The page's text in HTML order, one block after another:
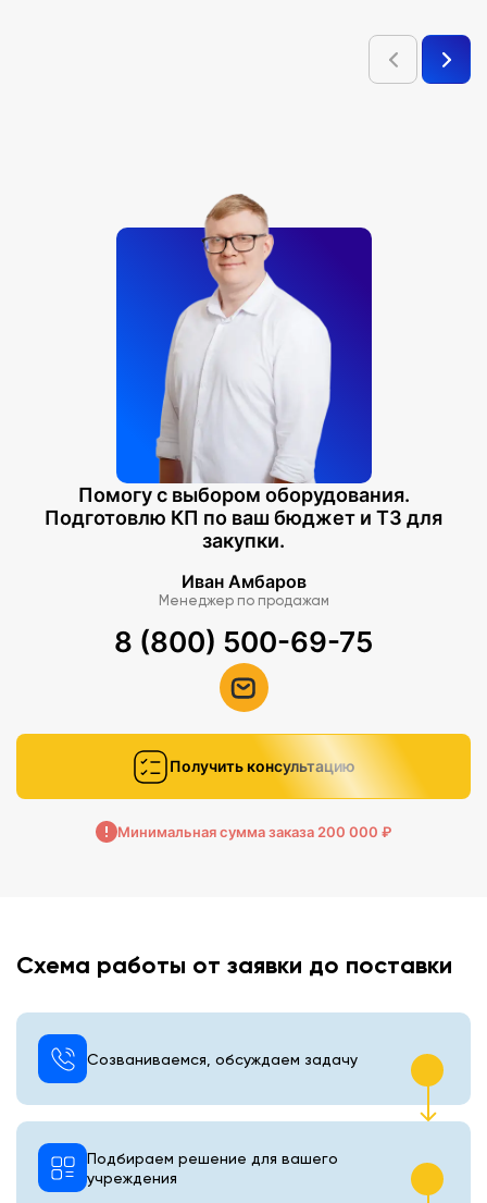
Помогу с выбором оборудования.
Подготовлю КП по ваш бюджет и ТЗ для
закупки.
Иван Амбаров
Менеджер по продажам
8 (800) 500-69-75
Получить консультацию
Минимальная сумма заказа 200 000 ₽
Схема работы от заявки до поставки
Созваниваемся, обсуждаем задачу
Подбираем решение для вашего
учреждения